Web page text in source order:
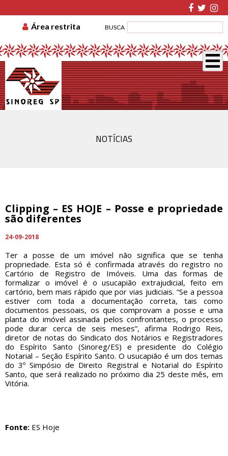
TABELA DE CUSTAS ASSOCIE-SE
GUIA DE
BUSCA
Área restrita
NOTÍCIAS
Clipping – ES HOJE – Posse e propriedade
são diferentes
24-09-2018
Ter a posse de um imóvel não significa que se tenha
propriedade. Esta só é confirmada através do registro no
Cartório de Registro de Imóveis. Uma das formas de
formalizar o imóvel é o usucapião extrajudicial, feito em
cartório, bem mais rápido que por vias judiciais. “Se a pessoa
estiver com toda a documentação correta, tais como
documentos pessoais, os que comprovam a posse e uma
planta do imóvel assinada pelos confrontantes, o processo
pode durar cerca de seis meses”, afirma Rodrigo Reis,
diretor de notas do Sindicato dos Notários e Registradores
do Espírito Santo (Sinoreg/ES) e presidente do Colégio
Notarial – Seção Espírito Santo. O usucapião é um dos temas
do 3º Simpósio de Direito Registral e Notarial do Espírito
Santo, que será realizado no próximo dia 25 deste mês, em
Vitória.
Fonte: ES Hoje